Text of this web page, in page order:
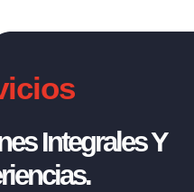
Integrales Y